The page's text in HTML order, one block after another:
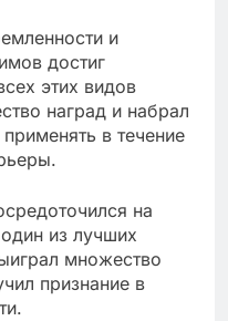
и
достиг
этих видов
наград и набрал
в течение
на
из лучших
множество
признание в